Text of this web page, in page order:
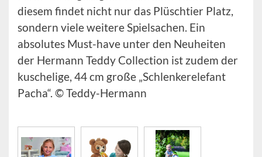
diesem findet nicht nur das Plüschtier Platz,
sondern viele weitere Spielsachen. Ein
absolutes Must-have unter den Neuheiten
der Hermann Teddy Collection ist zudem der
kuschelige, 44 cm große „Schlenkerelefant
Pacha“. © Teddy-Hermann